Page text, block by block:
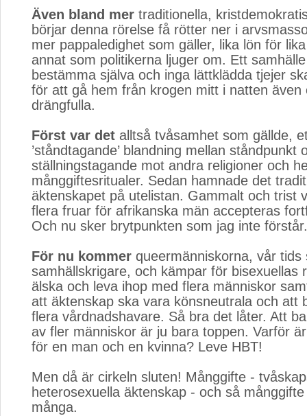
Även bland mer traditionella,
börjar denna rörelse få rötter ner i
mer pappaledighet som gäller, lika lön för
annat som politikerna ljuger om. Ett
bestämma själva och inga lättklädda tjejer
för att gå hem från krogen mitt i natten även
drängfulla.
Först var det alltså tvåsamhet som gällde,
’ståndtagande’ blandning mellan ståndpunkt
ställningstagande mot andra religioner och
månggiftesritualer. Sedan hamnade det
äktenskapet på utelistan. Gammalt och trist
flera fruar för afrikanska män accepteras
Och nu sker brytpunkten som jag inte förstår.
För nu kommer queermänniskorna, vår tids
samhällskrigare, och kämpar för bisexuellas
älska och leva ihop med flera människor
att äktenskap ska vara könsneutrala och att
flera vårdnadshavare. Så bra det låter. Att
av fler människor är ju bara toppen. Varför
för en man och en kvinna? Leve HBT!
Men då är cirkeln sluten! Månggifte -
heterosexuella äktenskap - och så
många.